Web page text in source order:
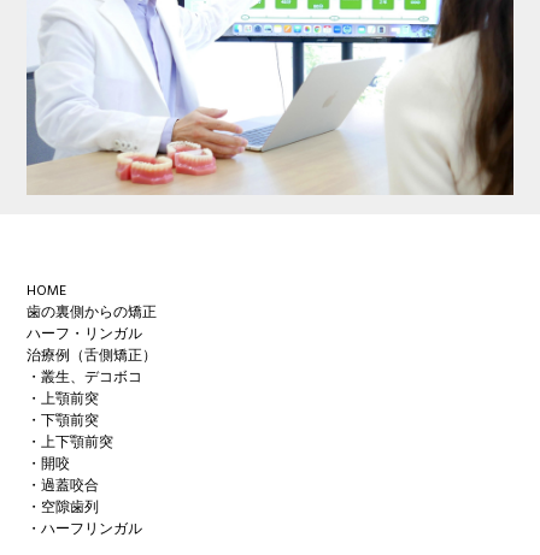
Footer
HOME
歯の裏側からの矯正
ハーフ・リンガル
治療例（舌側矯正）
・叢生、デコボコ
・上顎前突
・下顎前突
・上下顎前突
・開咬
・過蓋咬合
・空隙歯列
・ハーフリンガル